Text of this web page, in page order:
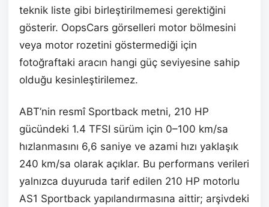
teknik liste gibi birleştirilmemesi gerektiğini
gösterir. OopsCars görselleri motor bölmesini
veya motor rozetini göstermediği için
fotoğraftaki aracın hangi güç seviyesine sahip
olduğu kesinleştirilemez.
ABT’nin resmî Sportback metni, 210 HP
gücündeki 1.4 TFSI sürüm için 0–100 km/sa
hızlanmasını 6,6 saniye ve azami hızı yaklaşık
240 km/sa olarak açıklar. Bu performans verileri
yalnızca duyuruda tarif edilen 210 HP motorlu
AS1 Sportback yapılandırmasına aittir; arşivdeki